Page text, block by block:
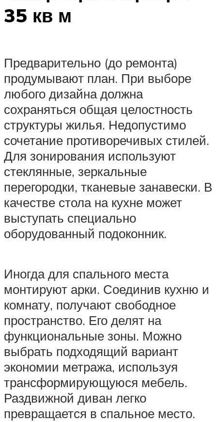
35 кв м
Предварительно (до ремонта)
продумывают план. При выборе
любого дизайна должна
сохраняться общая целостность
структуры жилья. Недопустимо
сочетание противоречивых стилей.
Для зонирования используют
стеклянные, зеркальные
перегородки, тканевые занавески. В
качестве стола на кухне может
выступать специально
оборудованный подоконник.
Иногда для спального места
монтируют арки. Соединив кухню и
комнату, получают свободное
пространство. Его делят на
функциональные зоны. Можно
выбрать подходящий вариант
экономии метража, используя
трансформирующуюся мебель.
Раздвижной диван легко
превращается в спальное место.